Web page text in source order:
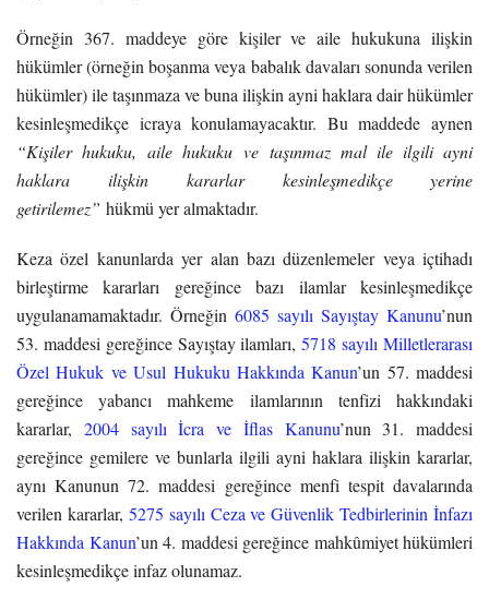
Örneğin 367. maddeye göre kişiler ve aile hukukuna ilişkin
hükümler (örneğin boşanma veya babalık davaları sonunda verilen
hükümler) ile taşınmaza ve buna ilişkin ayni haklara dair hükümler
kesinleşmedikçe icraya konulamayacaktır. Bu maddede aynen
“Kişiler hukuku, aile hukuku ve taşınmaz mal ile ilgili ayni
haklara ilişkin kararlar kesinleşmedikçe yerine
getirilemez” hükmü yer almaktadır.
Keza özel kanunlarda yer alan bazı düzenlemeler veya içtihadı
birleştirme kararları gereğince bazı ilamlar kesinleşmedikçe
uygulanamamaktadır. Örneğin 6085 sayılı Sayıştay Kanunu’nun
53. maddesi gereğince Sayıştay ilamları,5718 sayılı Milletlerarası
Özel Hukuk ve Usul Hukuku Hakkında Kanun’un 57. maddesi
gereğince yabancı mahkeme ilamlarının tenfizi hakkındaki
kararlar, 2004 sayılı İcra ve İflas Kanunu’nun 31. maddesi
gereğince gemilere ve bunlarla ilgili ayni haklara ilişkin kararlar,
aynı Kanunun 72. maddesi gereğince menfi tespit davalarında
verilen kararlar, 5275 sayılı Ceza ve Güvenlik Tedbirlerinin İnfazı
Hakkında Kanun’un 4. maddesi gereğince mahkûmiyet hükümleri
kesinleşmedikçe infaz olunamaz.